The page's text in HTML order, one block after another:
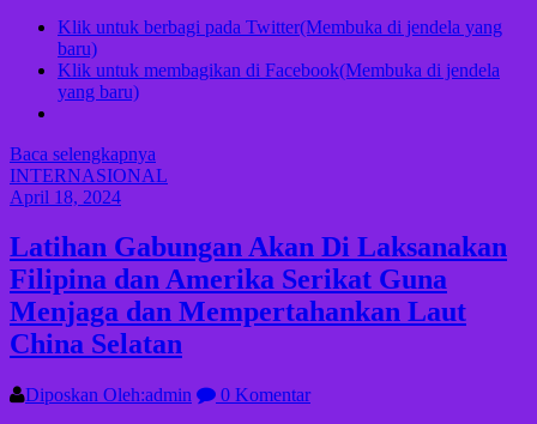
Klik untuk berbagi pada Twitter(Membuka di jendela yang
baru)
Klik untuk membagikan di Facebook(Membuka di jendela
yang baru)
Baca selengkapnya
INTERNASIONAL
April 18, 2024
Latihan Gabungan Akan Di Laksanakan
Filipina dan Amerika Serikat Guna
Menjaga dan Mempertahankan Laut
China Selatan
Diposkan Oleh:admin
0 Komentar